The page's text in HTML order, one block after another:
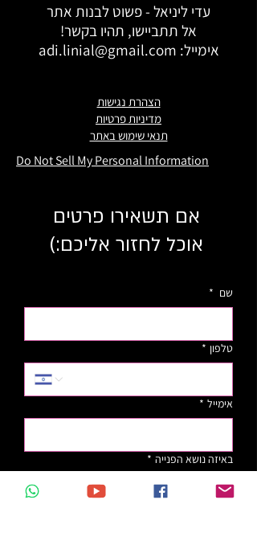
עדי ליניאל - פשוט לבנות אתר
אל תתביישו, תהיו בקשר!
אימייל: adi.linial@gmail.com
הצהרת נגישות
מדיניות פרטיות
תנאי שימוש באתר
Do Not Sell My Personal Information
אם תשאירו פרטים
אוכל לחזור אליכם:)
שם *
טלפון *
אימייל *
באיזה נושא הפנייה *
בניית / שדרוג אתר